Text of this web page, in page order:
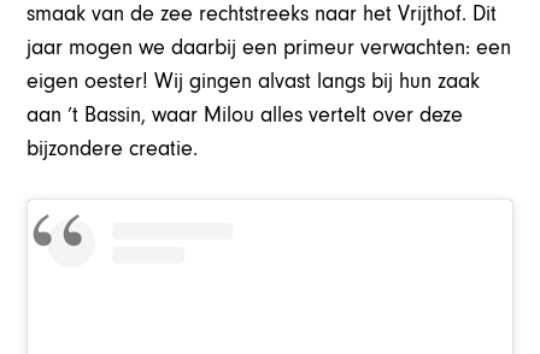
smaak van de zee rechtstreeks naar het Vrijthof. Dit
jaar mogen we daarbij een primeur verwachten: een
eigen oester! Wij gingen alvast langs bij hun zaak
aan ’t Bassin, waar Milou alles vertelt over deze
bijzondere creatie.